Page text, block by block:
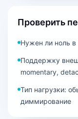
Проверить
Нужен ли ноль в
Поддержку
momentary,
Тип нагрузки:
диммирование